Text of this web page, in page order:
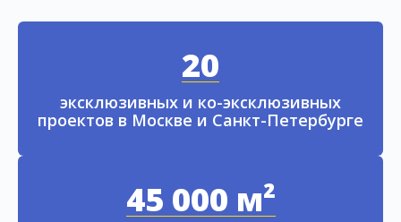
20
эксклюзивных и ко-эксклюзивных
проектов в Москве и Санкт-Петербурге
45 000 м²